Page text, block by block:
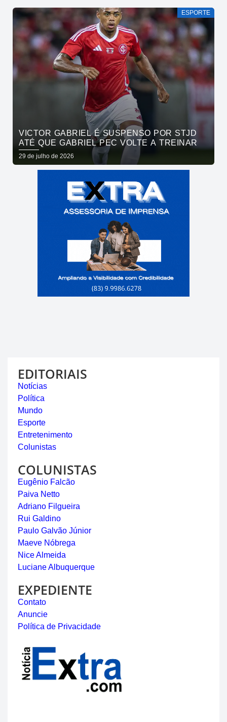
ESPORTE
VICTOR GABRIEL É SUSPENSO POR STJD
ATÉ QUE GABRIEL PEC VOLTE A TREINAR
29 de julho de 2026
EDITORIAIS
Notícias
Política
Mundo
Esporte
Entretenimento
Colunistas
COLUNISTAS
Eugênio Falcão
Paiva Netto
Adriano Filgueira
Rui Galdino
Paulo Galvão Júnior
Maeve Nóbrega
Nice Almeida
Luciane Albuquerque
EXPEDIENTE
Contato
Anuncie
Política de Privacidade